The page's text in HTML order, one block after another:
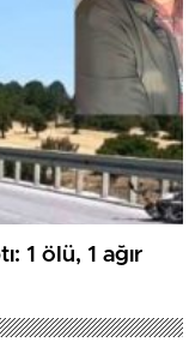
1 ölü, 1 ağır